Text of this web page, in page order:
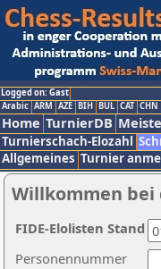
Logged on: Gast
Arabic ARM AZE BIH BUL CAT CHN
Home TurnierDB
Turnierschach-Elozahl
Allgemeines Turnier
Willkommen bei
Personennummer
FIDE-Elolisten Stand